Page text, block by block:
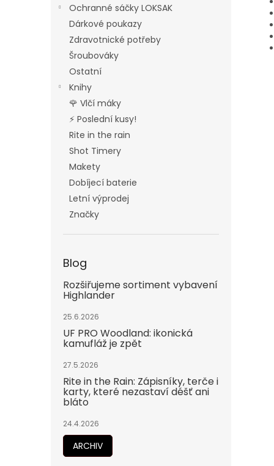
Ochranné sáčky LOKSAK
Dárkové poukazy
Zdravotnické potřeby
Šroubováky
Ostatní
Knihy
🌹 Vlčí máky
⚡ Poslední kusy!
Rite in the rain
Shot Timery
Makety
Dobíjecí baterie
Letní výprodej
Značky
Blog
Rozšiřujeme sortiment vybavení
Highlander
25.6.2026
UF PRO Woodland: ikonická
kamufláž je zpět
27.5.2026
Rite in the Rain: Zápisníky, terče i
karty, které nezastaví déšť ani
bláto
24.4.2026
ARCHIV